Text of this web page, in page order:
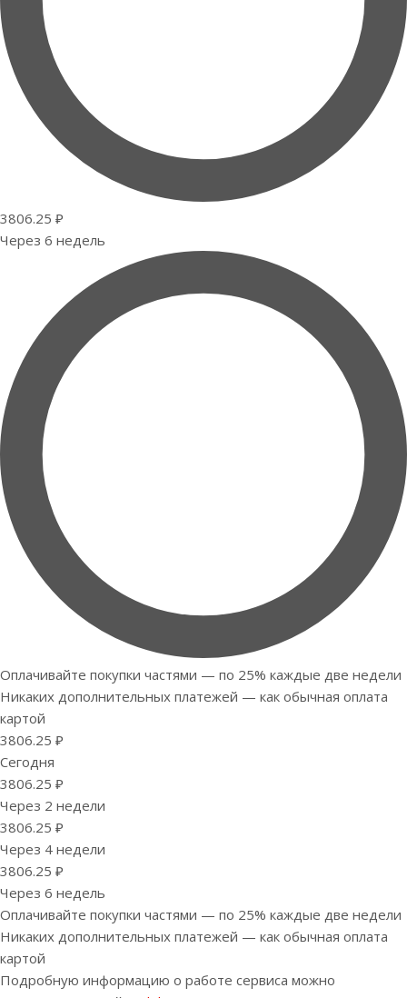
3806.25 ₽
Через 6 недель
Оплачивайте покупки частями — по 25% каждые две недели
Никаких дополнительных платежей — как обычная оплата
картой
3806.25 ₽
Сегодня
3806.25 ₽
Через 2 недели
3806.25 ₽
Через 4 недели
3806.25 ₽
Через 6 недель
Оплачивайте покупки частями — по 25% каждые две недели
Никаких дополнительных платежей — как обычная оплата
картой
Подробную информацию о работе сервиса можно